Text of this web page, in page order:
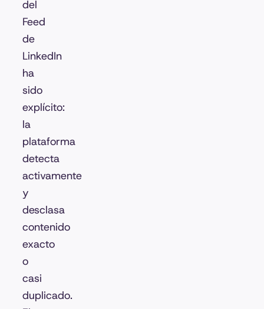
del
Feed
de
LinkedIn
ha
sido
explícito:
la
plataforma
detecta
activamente
y
desclasa
contenido
exacto
o
casi
duplicado.